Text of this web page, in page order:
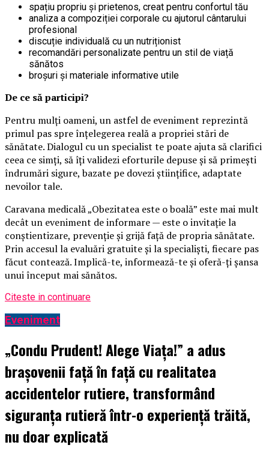
spațiu propriu și prietenos, creat pentru confortul tău
analiza a compoziției corporale cu ajutorul cântarului
profesional
discuție individuală cu un nutriționist
recomandări personalizate pentru un stil de viață
sănătos
broșuri și materiale informative utile
De ce să participi?
Pentru mulți oameni, un astfel de eveniment reprezintă
primul pas spre înțelegerea reală a propriei stări de
sănătate. Dialogul cu un specialist te poate ajuta să clarifici
ceea ce simți, să îți validezi eforturile depuse și să primești
îndrumări sigure, bazate pe dovezi științifice, adaptate
nevoilor tale.
Caravana medicală „Obezitatea este o boală” este mai mult
decât un eveniment de informare — este o invitație la
conștientizare, prevenție și grijă față de propria sănătate.
Prin accesul la evaluări gratuite și la specialiști, fiecare pas
făcut contează. Implică-te, informează-te și oferă-ți șansa
unui început mai sănătos.
Citeste in continuare
Eveniment
„Condu Prudent! Alege Viața!” a adus
brașovenii față în față cu realitatea
accidentelor rutiere, transformând
siguranța rutieră într-o experiență trăită,
nu doar explicată